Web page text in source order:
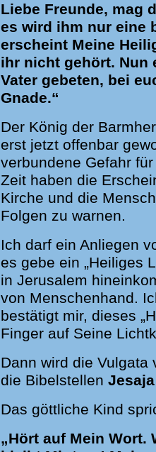
Liebe Freunde, mag
es wird ihm nur eine
erscheint Meine
ihr nicht gehört. Nun
Vater gebeten, bei
Gnade.“
Der König der
erst jetzt offenbar
verbundene Gefahr
Zeit haben die
Kirche und die
Folgen zu warnen.
Ich darf ein Anliegen
es gebe ein „Heiliges
in Jerusalem
von Menschenhand.
bestätigt mir, dieses
Finger auf Seine
Dann wird die
die Bibelstellen
Das göttliche Kind
„Hört auf Mein Wort.